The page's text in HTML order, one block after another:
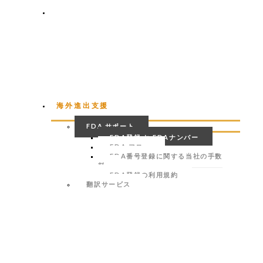
海外進出支援
FDA サポート
FDA登録 と FDAナンバー
FDA フロー
FDA番号登録に関する当社の手数
料
FDA登録の利用規約
翻訳サービス